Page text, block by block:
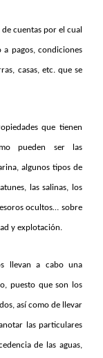
cuentas por el cual
pagos, condiciones
casas, etc. que se
que tienen
pueden ser las
algunos tipos de
las salinas, los
ocultos… sobre
y explotación.
llevan a cabo una
puesto que son los
así como de llevar
las particulares
de las aguas,